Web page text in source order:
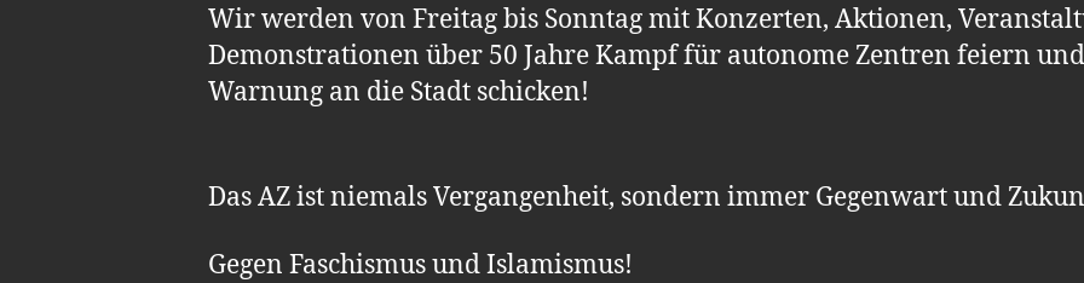
Wir werden von Freitag bis Sonntag mit Konzerten, Aktionen,
Demonstrationen über 50 Jahre Kampf für autonome Zentren feiern
Warnung an die Stadt schicken!
Das AZ ist niemals Vergangenheit, sondern immer Gegenwart und
Gegen Faschismus und Islamismus!